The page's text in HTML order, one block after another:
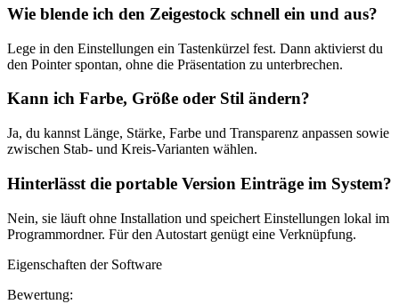
Wie blende ich den Zeigestock schnell ein und aus?
Lege in den Einstellungen ein Tastenkürzel fest. Dann aktivierst du
den Pointer spontan, ohne die Präsentation zu unterbrechen.
Kann ich Farbe, Größe oder Stil ändern?
Ja, du kannst Länge, Stärke, Farbe und Transparenz anpassen sowie
zwischen Stab- und Kreis-Varianten wählen.
Hinterlässt die portable Version Einträge im System?
Nein, sie läuft ohne Installation und speichert Einstellungen lokal im
Programmordner. Für den Autostart genügt eine Verknüpfung.
Eigenschaften der Software
Bewertung: